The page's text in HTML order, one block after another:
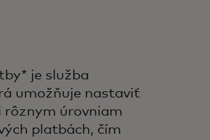
je služba
umožňuje nastaviť
rôznym úrovniam
platbách, čím